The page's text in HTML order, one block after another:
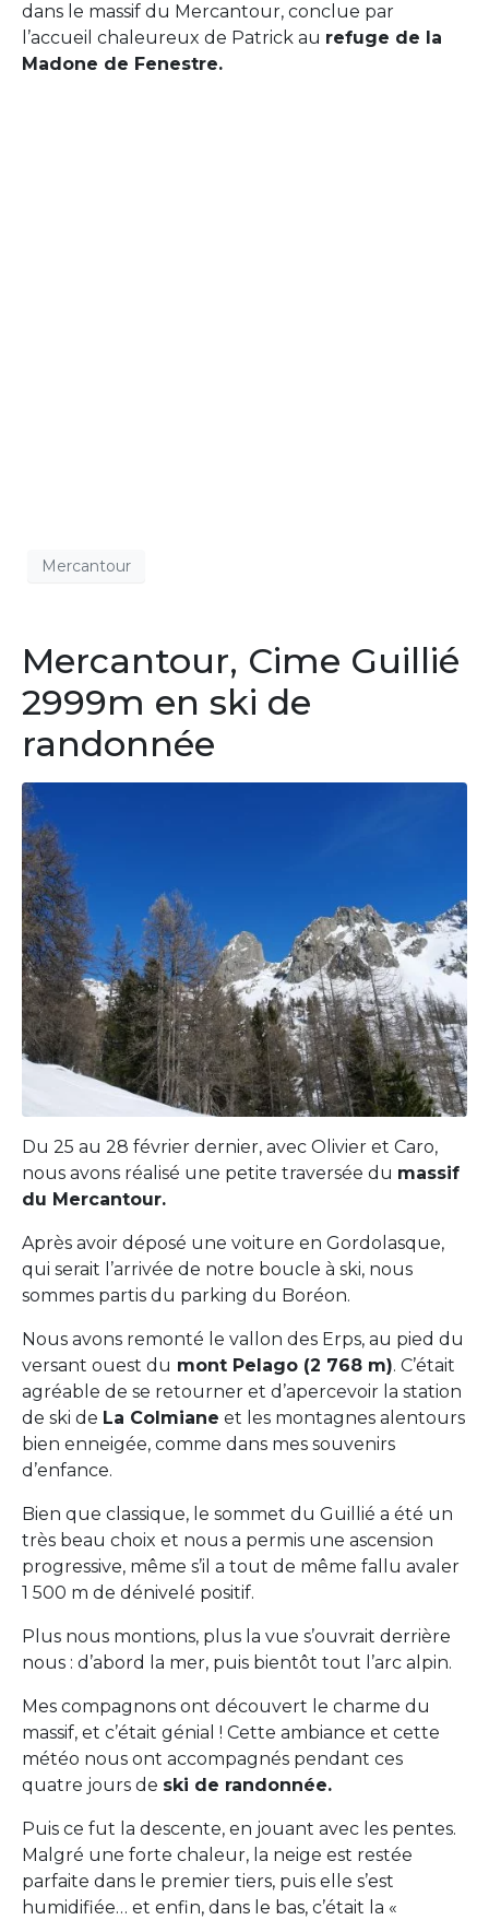
dans le massif du Mercantour, conclue par
l’accueil chaleureux de Patrick au refuge de la
Madone de Fenestre.
Mercantour
Mercantour, Cime Guillié
2999m en ski de
randonnée
Du 25 au 28 février dernier, avec Olivier et Caro,
nous avons réalisé une petite traversée du massif
du Mercantour.
Après avoir déposé une voiture en Gordolasque,
qui serait l’arrivée de notre boucle à ski, nous
sommes partis du parking du Boréon.
Nous avons remonté le vallon des Erps, au pied du
versant ouest du mont Pelago (2 768 m). C’était
agréable de se retourner et d’apercevoir la station
de ski de La Colmiane et les montagnes alentours
bien enneigée, comme dans mes souvenirs
d’enfance.
Bien que classique, le sommet du Guillié a été un
très beau choix et nous a permis une ascension
progressive, même s’il a tout de même fallu avaler
1 500 m de dénivelé positif.
Plus nous montions, plus la vue s’ouvrait derrière
nous : d’abord la mer, puis bientôt tout l’arc alpin.
Mes compagnons ont découvert le charme du
massif, et c’était génial ! Cette ambiance et cette
météo nous ont accompagnés pendant ces
quatre jours de ski de randonnée.
Puis ce fut la descente, en jouant avec les pentes.
Malgré une forte chaleur, la neige est restée
parfaite dans le premier tiers, puis elle s’est
humidifiée… et enfin, dans le bas, c’était la «